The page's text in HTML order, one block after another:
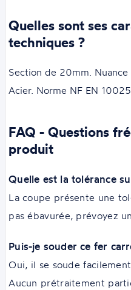
Quelles sont ses
techniques ?
Section de 20mm.
Acier. Norme NF EN
FAQ - Questions
produit
Quelle est la tolérance
La coupe présente une
pas ébavurée, prévoyez
Puis-je souder ce fer
Oui, il se soude
Aucun prétraitement